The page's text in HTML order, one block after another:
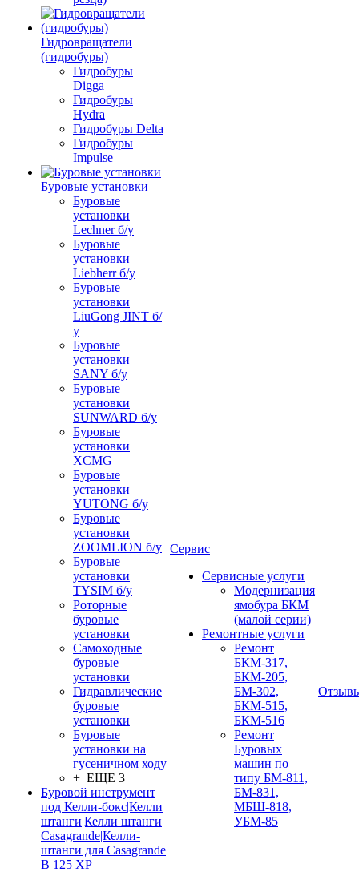
Гидровращатели
(гидробуры)
Гидробуры
Digga
Гидробуры
Hydra
Гидробуры Delta
Гидробуры
Impulse
Буровые установки
Буровые
установки
Lechner б/у
Буровые
установки
Liebherr б/у
Буровые
установки
LiuGong JINT б/
у
Буровые
установки
SANY б/у
Буровые
установки
SUNWARD б/у
Буровые
установки
XCMG
Буровые
установки
YUTONG б/у
Буровые
установки
ZOOMLION б/у
Буровые
установки
TYSIM б/у
Роторные
буровые
установки
Самоходные
буровые
установки
Гидравлические
буровые
установки
Буровые
установки на
гусеничном ходу
+ ЕЩЕ 3
Буровой инструмент
под Келли-бокс|Келли
штанги|Келли штанги
Casagrande|Келли-
штанги для Casagrande
B 125 XP
Сервис
Сервисные услуги
Модернизация
ямобура БКМ
(малой серии)
Ремонтные услуги
Ремонт
БКМ-317,
БКМ-205,
БМ-302,
БКМ-515,
БКМ-516
Ремонт
Буровых
машин по
типу БМ-811,
БМ-831,
МБШ-818,
УБМ-85